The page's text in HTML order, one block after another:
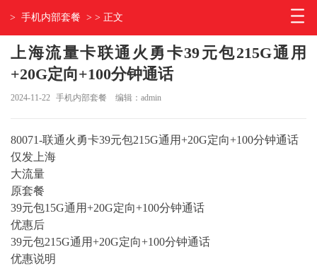
> 手机内部套餐 > > 正文
上海流量卡联通火勇卡39元包215G通用
+20G定向+100分钟通话
2024-11-22 手机内部套餐 编辑：admin
80071-联通火勇卡39元包215G通用+20G定向+100分钟通话
仅发上海
大流量
原套餐
39元包15G通用+20G定向+100分钟通话
优惠后
39元包215G通用+20G定向+100分钟通话
优惠说明